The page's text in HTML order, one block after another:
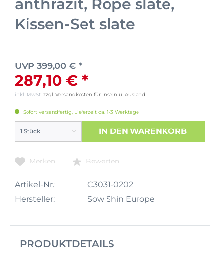
anthrazit, Rope slate,
Kissen-Set slate
UVP 399,00 € *
287,10 € *
inkl. MwSt. zzgl. Versandkosten für Inseln u. Ausland
Sofort versandfertig, Lieferzeit ca. 1-3 Werktage
IN DEN WARENKORB
Merken Bewerten
Artikel-Nr.:
C3031-0202
Hersteller:
Sow Shin Europe
PRODUKTDETAILS